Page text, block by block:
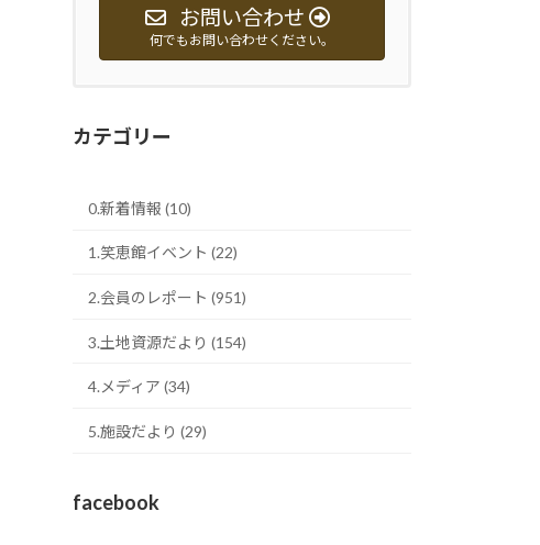
お問い合わせ
何でもお問い合わせください。
カテゴリー
0.新着情報 (10)
1.笑恵館イベント (22)
2.会員のレポート (951)
3.土地資源だより (154)
4.メディア (34)
5.施設だより (29)
facebook